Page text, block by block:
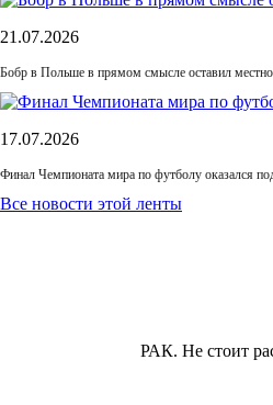
21.07.2026
Бобр в Польше в прямом смысле оставил
17.07.2026
Финал Чемпионата мира по футболу оказался
Все новости этой ленты
РАК. Не стоит